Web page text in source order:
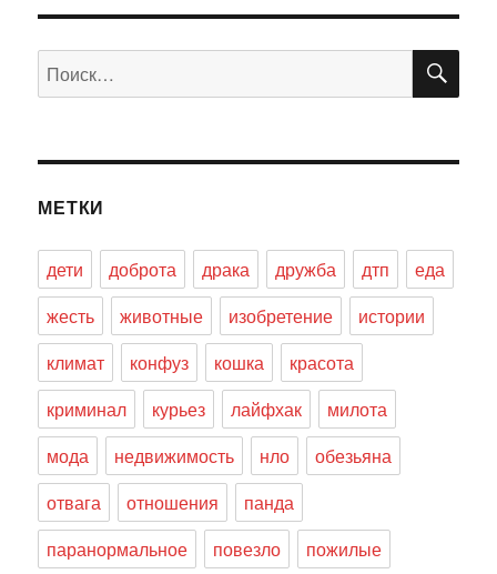
Искать:
МЕТКИ
дети доброта драка дружба дтп
еда
жесть
животные изобретение
истории
климат
конфуз кошка
красота
криминал
курьез лайфхак
милота
мода
недвижимость нло
обезьяна
отвага
отношения
панда
паранормальное
повезло
пожилые